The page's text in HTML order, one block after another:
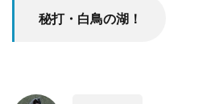
秘打・白鳥の湖！